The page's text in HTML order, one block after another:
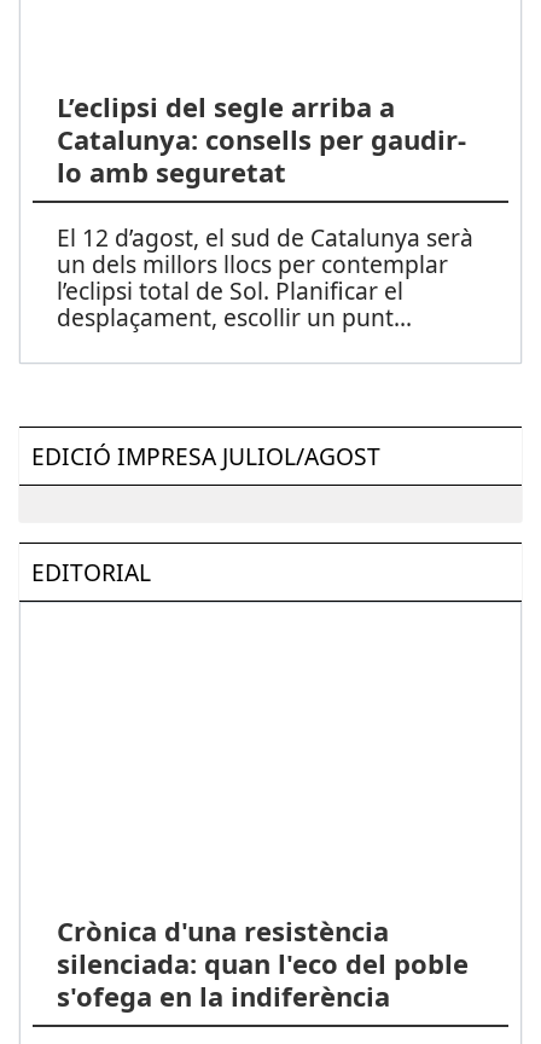
L’eclipsi del segle arriba a
Catalunya: consells per gaudir-
lo amb seguretat
El 12 d’agost, el sud de Catalunya serà
un dels millors llocs per contemplar
l’eclipsi total de Sol. Planificar el
desplaçament, escollir un punt...
EDICIÓ IMPRESA JULIOL/AGOST
EDITORIAL
Crònica d'una resistència
silenciada: quan l'eco del poble
s'ofega en la indiferència